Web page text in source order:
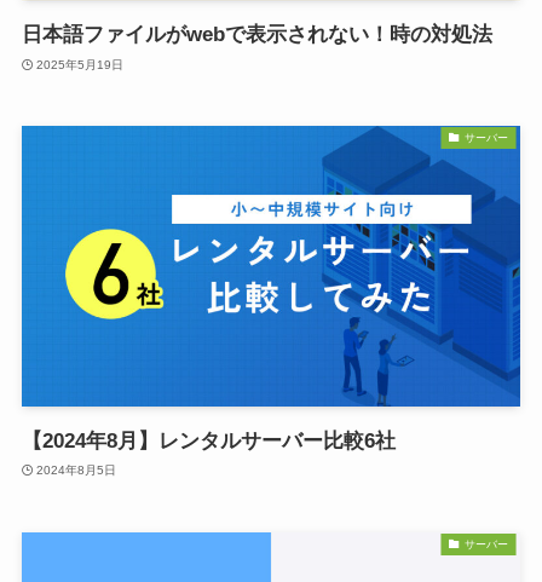
日本語ファイルがwebで表示されない！時の対処法
2025年5月19日
サーバー
【2024年8月】レンタルサーバー比較6社
2024年8月5日
サーバー